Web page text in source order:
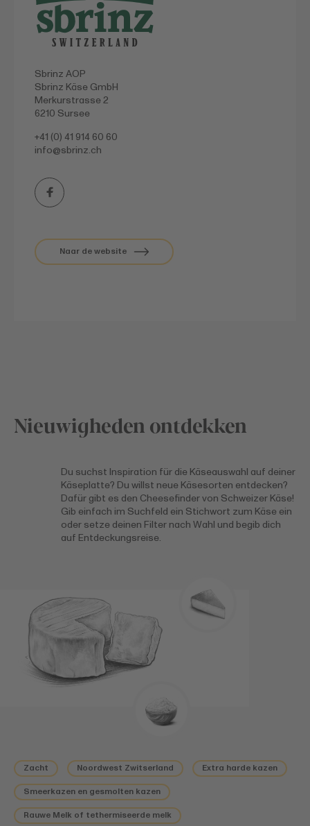
Sbrinz AOP
Sbrinz Käse GmbH
Merkurstrasse 2
6210 Sursee
+41 (0) 41 914 60 60
info@sbrinz.ch
Naar de website
Nieuwigheden ontdekken
Du suchst Inspiration für die Käseauswahl auf deiner
Käseplatte? Du willst neue Käsesorten entdecken?
Dafür gibt es den Cheesefinder von Schweizer Käse!
Gib einfach im Suchfeld ein Stichwort zum Käse ein
oder setze deinen Filter nach Wahl und begib dich
auf Entdeckungsreise.
Zacht Noordwest Zwitserland
Extra harde kazen
Smeerkazen en gesmolten kazen
Rauwe Melk of tethermiseerde melk